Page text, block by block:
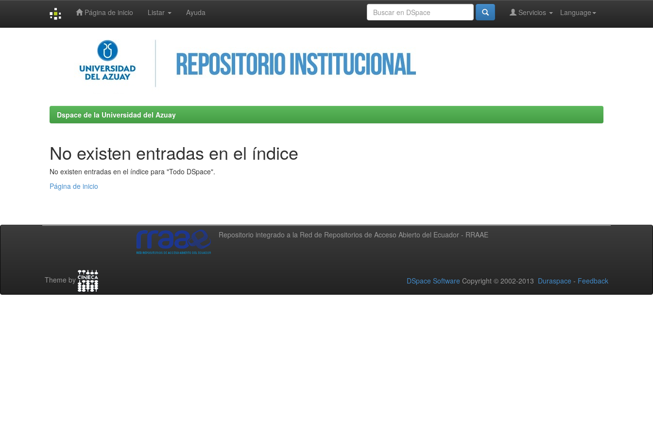
Página de inicio Listar Ayuda Language
Servicios
Dspace de la Universidad del Azuay
No existen entradas en el índice
No existen entradas en el índice para "Todo DSpace".
Página de inicio
Repositorio integrado a la Red de Repositorios de Acceso Abierto del Ecuador - RRAAE
Theme by DSpace Software Copyright © 2002-2013 Duraspace - Feedback